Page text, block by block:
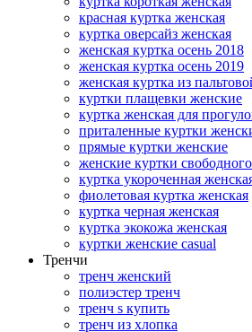
красная куртка женская
куртка оверсайз женская
женская куртка осень 2018
женская куртка осень 2019
женская куртка из
куртки плащевки женские
куртка женская для
приталенные куртки
прямые куртки женские
женские куртки
куртка укороченная
фиолетовая куртка женская
куртка черная женская
куртка экокожа женская
куртки женские casual
Тренчи
тренч женский
полиэстер тренч
тренч s купить
тренч из хлопка